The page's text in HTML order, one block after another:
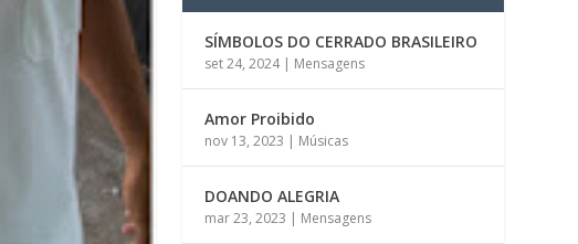
SÍMBOLOS DO CERRADO BRASILEIRO
set 24, 2024| Mensagens
Amor Proibido
nov 13, 2023 | Músicas
DOANDO ALEGRIA
mar 23, 2023 | Mensagens